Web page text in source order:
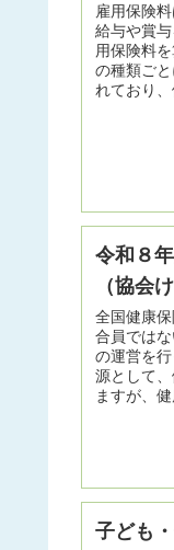
雇用保険
給与や賞
用保険料
の種類ご
れており、
令和８
（協会
全国健康
合員では
の運営を
源として
ますが、
子ども